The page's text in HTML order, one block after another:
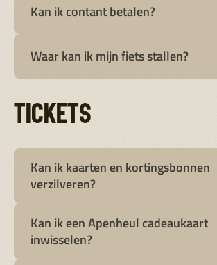
Kan ik contant betalen?
Waar kan ik mijn fiets stallen?
TICKETS
Kan ik kaarten en kortingsbonnen
verzilveren?
hier
Kan ik een Apenheul cadeaukaart
inwisselen?